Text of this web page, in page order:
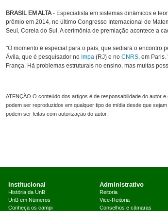
BRASIL EM ALTA- Especialista em sistemas dinâmicos e
prêmio em 2014, no último Congresso Internacional de
Seul, Coreia do Sul. A cerimônia de premiação acontece a
"O momento é especial para o país, que sediará o encontro
Ávila, que é pesquisador no Impa (RJ) e no CNRS, em
França. Há problemas estruturais no ensino, mas muitas
ATENÇÃO O conteúdo dos artigos é de responsabilidade do autor
podem ser reproduzidos em qualquer tipo de mídia desde que
podem ser feitas com autorização do autor.
Institucional
História da UnB
UnB em Números
Conheça os campi
Administrativo
Reitoria
Vice-Reitoria
Conselhos e câmaras